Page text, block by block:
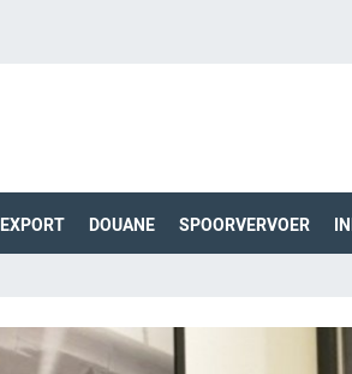
EXPORT DOUANE SPOORVERVOER